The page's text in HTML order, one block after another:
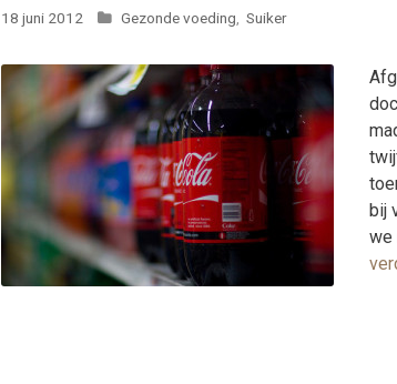
18 juni 2012 Categorieën
Gezonde voeding Suiker
bij
we